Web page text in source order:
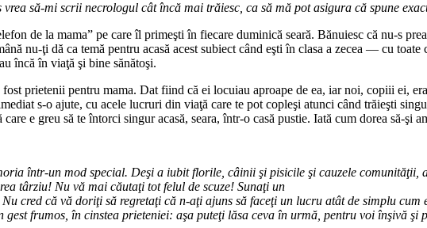
să-mi scrii necrologul cât încă mai tră­iesc, ca să mă pot asigura că spune
de la mama” pe care îl primeşti în fiecare duminică seară. Bănuiesc că nu-s
nu-ţi dă ca temă pentru acasă acest subiect când eşti în clasa a zecea — cu
încă în viaţă şi bine sănătoşi.
prietenii pentru mama. Dat fiind că ei locuiau aproape de ea, iar noi, copiii ei,
s-o ajute, cu acele lucruri din via­ţă care te pot copleşi atunci când trăieşti
e greu să te întorci singur acasă, seara, într-o casă pustie. Iată cum dorea să-şi
într-un mod special. Deşi a iubit florile, câinii şi pisicile şi cauzele comunităţii,
târziu! Nu vă mai căutaţi tot felul de scuze! Sunaţi un
cred că vă doriţi să regretaţi că n-aţi ajuns să faceţi un lucru atât de sim­plu cum
frumos, în cinstea priete­niei: aşa puteţi lăsa ceva în urmă, pentru voi înşivă şi